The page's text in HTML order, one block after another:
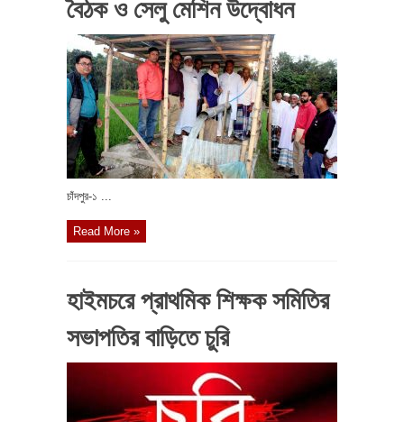
চাঁদপুর-১ ...
Read More »
হাইমচরে প্রাথমিক শিক্ষক সমিতির
সভাপতির বাড়িতে চুরি